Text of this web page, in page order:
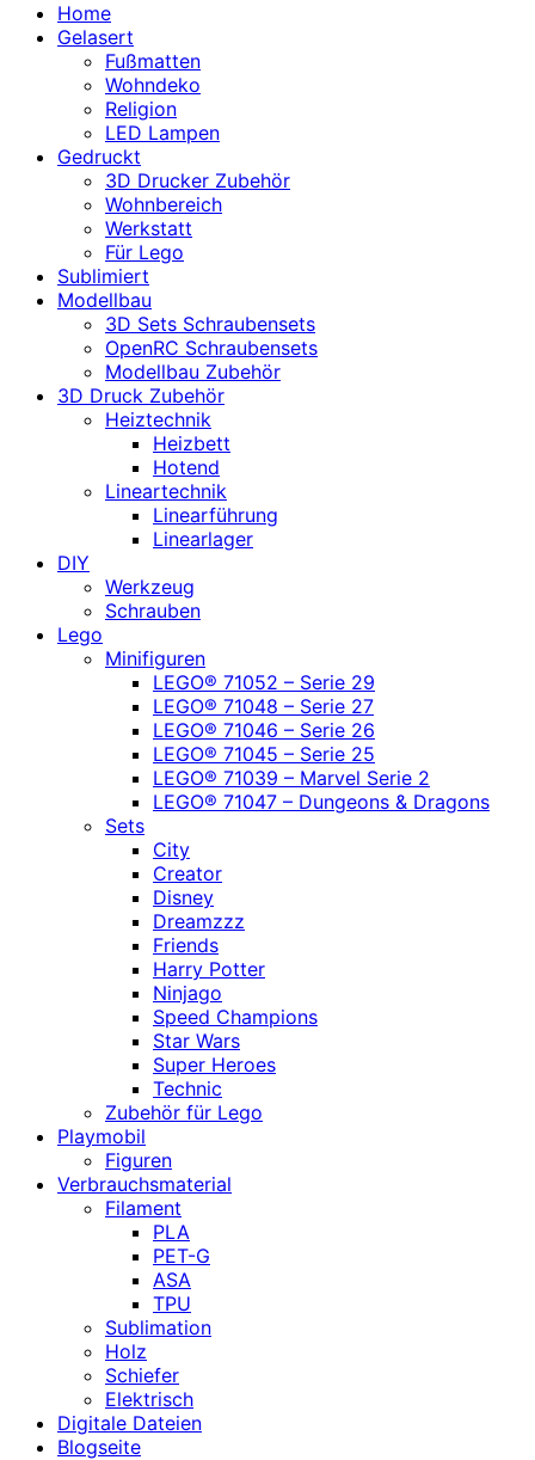
Home
Gelasert
Fußmatten
Wohndeko
Religion
LED Lampen
Gedruckt
3D Drucker Zubehör
Wohnbereich
Werkstatt
Für Lego
Sublimiert
Modellbau
3D Sets Schraubensets
OpenRC Schraubensets
Modellbau Zubehör
3D Druck Zubehör
Heiztechnik
Heizbett
Hotend
Lineartechnik
Linearführung
Linearlager
DIY
Werkzeug
Schrauben
Lego
Minifiguren
LEGO® 71052 – Serie 29
LEGO® 71048 – Serie 27
LEGO® 71046 – Serie 26
LEGO® 71045 – Serie 25
LEGO® 71039 – Marvel Serie 2
LEGO® 71047 – Dungeons & Dragons
Sets
City
Creator
Disney
Dreamzzz
Friends
Harry Potter
Ninjago
Speed Champions
Star Wars
Super Heroes
Technic
Zubehör für Lego
Playmobil
Figuren
Verbrauchsmaterial
Filament
PLA
PET-G
ASA
TPU
Sublimation
Holz
Schiefer
Elektrisch
Digitale Dateien
Blogseite